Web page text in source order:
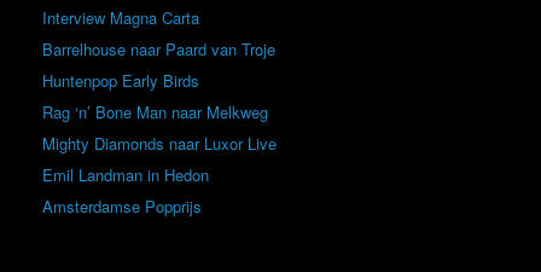
Interview Magna Carta
Barrelhouse naar Paard van Troje
Huntenpop Early Birds
Rag ‘n’ Bone Man naar Melkweg
Mighty Diamonds naar Luxor Live
Emil Landman in Hedon
Amsterdamse Popprijs